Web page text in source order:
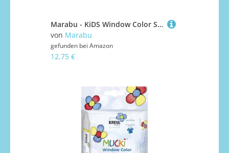
Marabu - KiDS Window Color Set Dinosaurier, 6 x 25 ml Fensterfarbe auf Wasserbasis, 2 Malvorlagen in A3 und A4, 30 Motive, für Kinder ab 3 Jahren
von Marabu
gefunden bei Amazon
12,75 €